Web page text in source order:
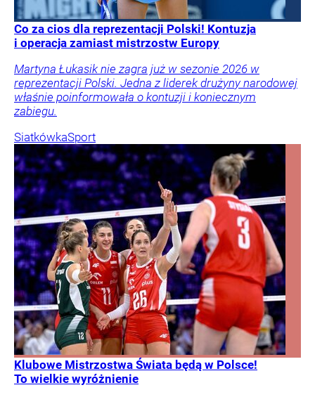
Co za cios dla reprezentacji Polski! Kontuzja
i operacja zamiast mistrzostw Europy
Martyna Łukasik nie zagra już w sezonie 2026 w
reprezentacji Polski. Jedna z liderek drużyny narodowej
właśnie poinformowała o kontuzji i koniecznym
zabiegu.
SiatkówkaSport
Klubowe Mistrzostwa Świata będą w Polsce!
To wielkie wyróżnienie